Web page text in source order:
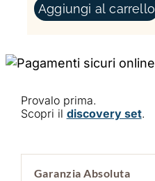
Aggiungi al carrello
Provalo prima.
Scopri il discovery set.
Garanzia Absoluta